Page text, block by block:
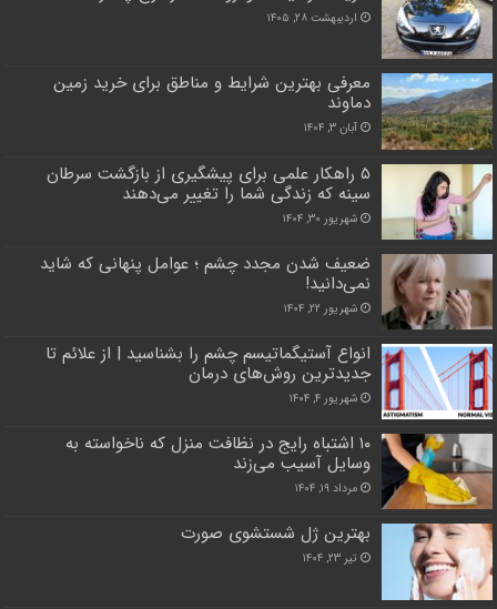
اردیبهشت ۲۸, ۱۴۰۵
معرفی بهترین شرایط و مناطق برای خرید زمین
دماوند
آبان ۳, ۱۴۰۴
۵ راهکار علمی برای پیشگیری از بازگشت سرطان
سینه که زندگی شما را تغییر می‌دهند
شهریور ۳۰, ۱۴۰۴
ضعیف شدن مجدد چشم ؛ عوامل پنهانی که شاید
نمی‌دانید!
شهریور ۲۲, ۱۴۰۴
انواع آستیگماتیسم چشم را بشناسید | از علائم تا
جدیدترین روش‌های درمان
شهریور ۴, ۱۴۰۴
۱۰ اشتباه رایج در نظافت منزل که ناخواسته به
وسایل آسیب می‌زند
مرداد ۱۹, ۱۴۰۴
بهترین ژل شستشوی صورت
تیر ۲۳, ۱۴۰۴